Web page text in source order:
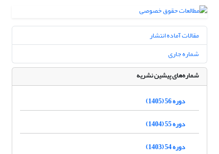
مقالات آماده انتشار
شماره جاری
شماره‌های پیشین نشریه
دوره 56 (1405)
دوره 55 (1404)
دوره 54 (1403)